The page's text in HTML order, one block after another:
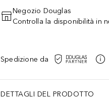
Negozio Douglas
Controlla la disponibilità in
Spedizione da
DETTAGLI DEL PRODOTTO